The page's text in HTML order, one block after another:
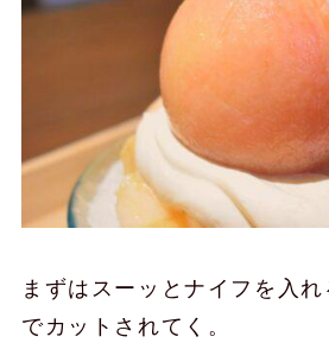
まずはスーッとナイフを入
でカットされてく。